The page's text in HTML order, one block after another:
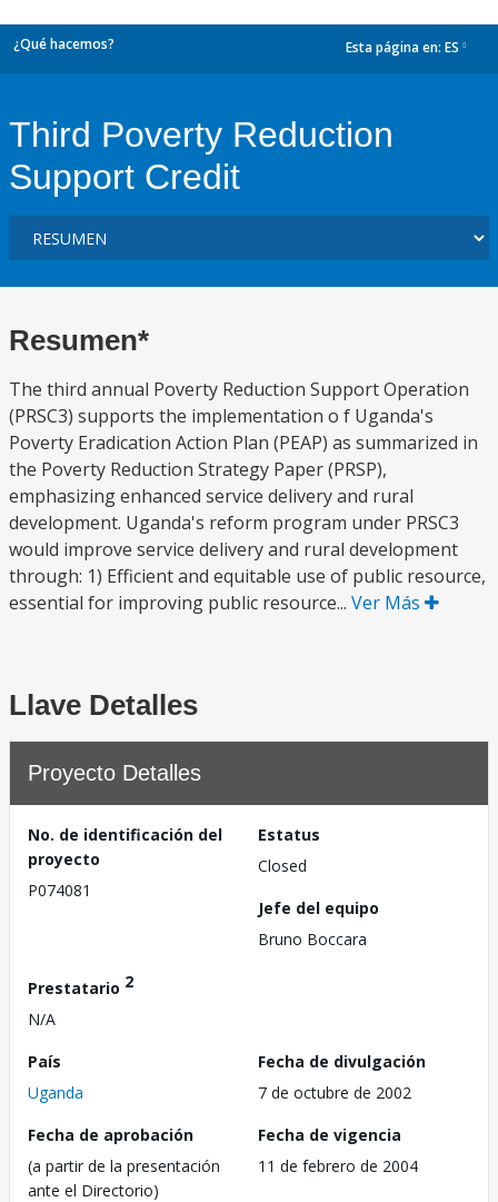
¿Qué hacemos? Esta página en: ES
Third Poverty Reduction
Support Credit
Resumen*
The third annual Poverty Reduction Support Operation
(PRSC3) supports the implementation o f Uganda's
Poverty Eradication Action Plan (PEAP) as summarized in
the Poverty Reduction Strategy Paper (PRSP),
emphasizing enhanced service delivery and rural
development. Uganda's reform program under PRSC3
would improve service delivery and rural development
through: 1) Efficient and equitable use of public resource,
essential for improving public resource... Ver Más
Llave Detalles
Proyecto Detalles
No. de identificación del
proyecto
P074081
Estatus
Closed
Jefe del equipo
Bruno Boccara
Prestatario 2
N/A
País
Uganda
Fecha de divulgación
7 de octubre de 2002
Fecha de aprobación
(a partir de la presentación
ante el Directorio)
Fecha de vigencia
11 de febrero de 2004